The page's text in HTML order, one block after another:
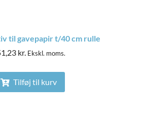
til gavepapir t/40 cm rulle
kr. Ekskl. moms.
Tilføj til kurv